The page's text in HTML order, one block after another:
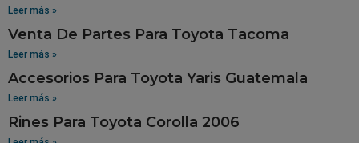
Leer más »
Venta De Partes Para Toyota Tacoma
Leer más »
Accesorios Para Toyota Yaris Guatemala
Leer más »
Rines Para Toyota Corolla 2006